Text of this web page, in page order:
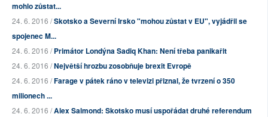
mohlo zůstat...
24. 6. 2016 /Skotsko a Severní Irsko "mohou zůstat v EU", vyjádřil se
spojenec M...
24. 6. 2016 /Primátor Londýna Sadiq Khan: Není třeba panikařit
24. 6. 2016 /Největší hrozbu zosobňuje brexit Evropě
24. 6. 2016 /Farage v pátek ráno v televizi přiznal, že tvrzení o 350
milionech ...
24. 6. 2016 /Alex Salmond: Skotsko musí uspořádat druhé referendum